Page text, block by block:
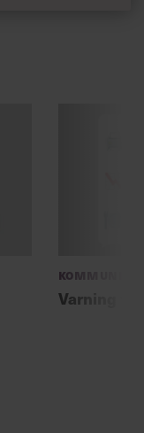
Varning